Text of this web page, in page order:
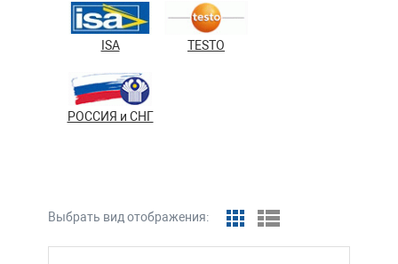
ISA TESTO
РОССИЯ и СНГ
Выбрать вид отображения: